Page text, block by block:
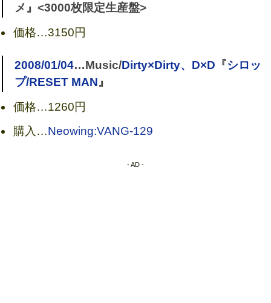
メ』<3000枚限定生産盤>
価格…3150円
2008/01/04…Music/Dirty×Dirty、D×D 『シロッ
プ/RESET MAN』
価格…1260円
購入…Neowing:VANG-129
- AD -